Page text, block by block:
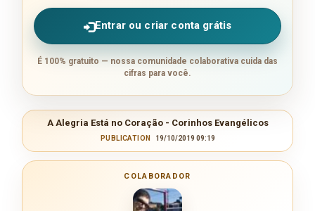
Entrar ou criar conta grátis
É 100% gratuito — nossa comunidade colaborativa cuida das
cifras para você.
A Alegria Está no Coração - Corinhos Evangélicos
PUBLICATION 19/10/2019 09:19
COLABORADOR